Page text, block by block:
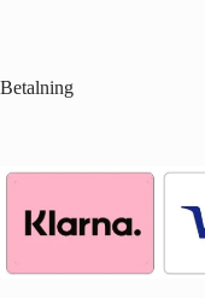
Betalning